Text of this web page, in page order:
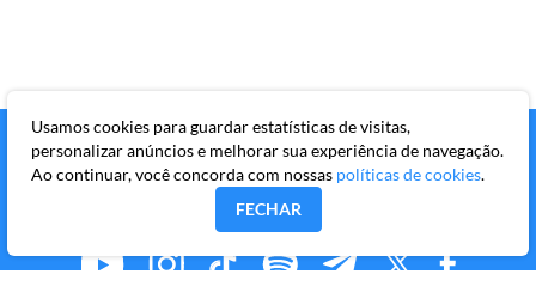
Usamos cookies para guardar estatísticas de visitas,
personalizar anúncios e melhorar sua experiência de navegação.
Ao continuar, você concorda com nossas políticas de cookies.
FECHAR